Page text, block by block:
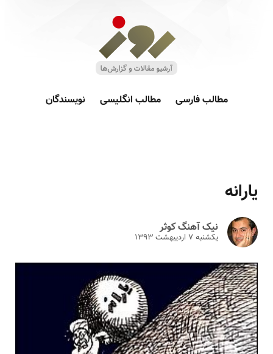
مطالب فارسی مطالب انگلیسی نویسندگان
یارانه
نیک آهنگ کوثر
یکشنبه ۷ ارديبهشت ۱۳۹۳